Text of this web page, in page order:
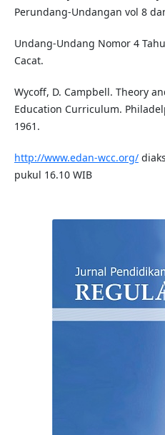
Perundang-Undangan vol 8
Undang-Undang Nomor 4
Cacat.
Wycoff, D. Campbell. Theory
Education Curriculum.
1961.
http://www.edan-wcc.org/
pukul 16.10 WIB